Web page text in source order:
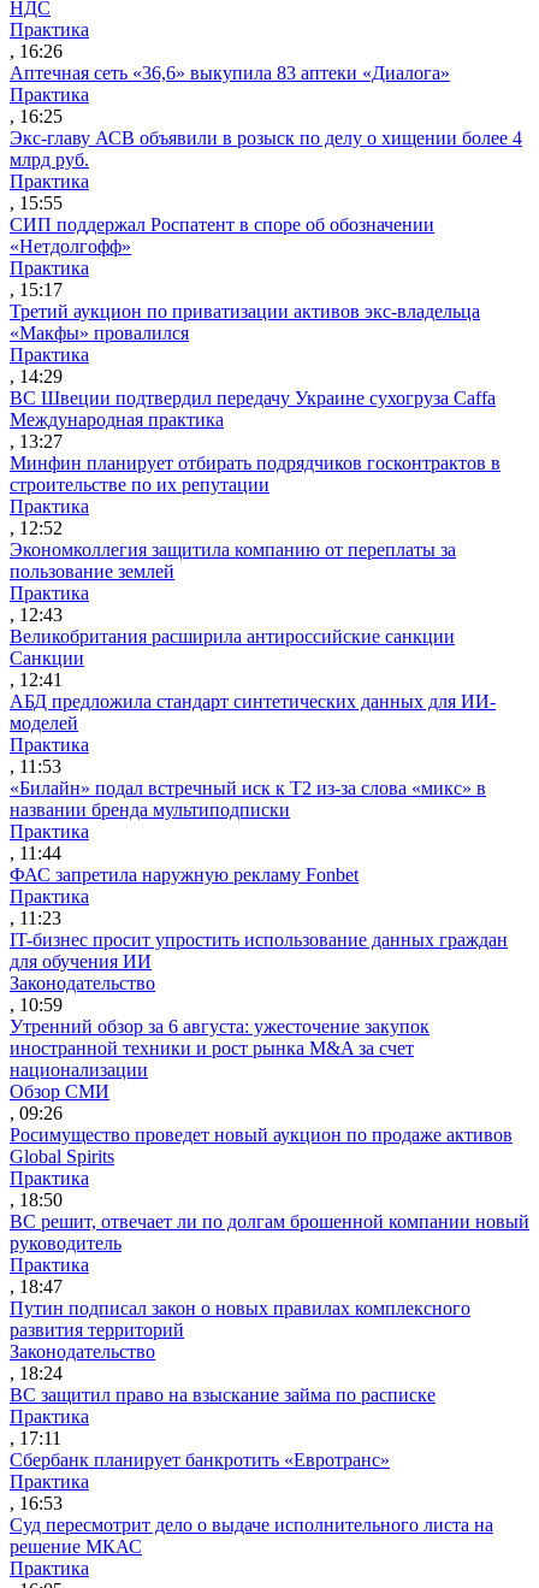
НДС
Практика
, 16:26
Аптечная сеть «36,6» выкупила 83 аптеки «Диалога»
Практика
, 16:25
Экс-главу АСВ объявили в розыск по делу о хищении более 4
млрд руб.
Практика
, 15:55
СИП поддержал Роспатент в споре об обозначении
«Нетдолгофф»
Практика
, 15:17
Третий аукцион по приватизации активов экс-владельца
«Макфы» провалился
Практика
, 14:29
ВС Швеции подтвердил передачу Украине сухогруза Caffa
Международная практика
, 13:27
Минфин планирует отбирать подрядчиков госконтрактов в
строительстве по их репутации
Практика
, 12:52
Экономколлегия защитила компанию от переплаты за
пользование землей
Практика
, 12:43
Великобритания расширила антироссийские санкции
Санкции
, 12:41
АБД предложила стандарт синтетических данных для ИИ-
моделей
Практика
, 11:53
«Билайн» подал встречный иск к Т2 из-за слова «микс» в
названии бренда мультиподписки
Практика
, 11:44
ФАС запретила наружную рекламу Fonbet
Практика
, 11:23
IT-бизнес просит упростить использование данных граждан
для обучения ИИ
Законодательство
, 10:59
Утренний обзор за 6 августа: ужесточение закупок
иностранной техники и рост рынка M&A за счет
национализации
Обзор СМИ
, 09:26
Росимущество проведет новый аукцион по продаже активов
Global Spirits
Практика
, 18:50
ВС решит, отвечает ли по долгам брошенной компании новый
руководитель
Практика
, 18:47
Путин подписал закон о новых правилах комплексного
развития территорий
Законодательство
, 18:24
ВС защитил право на взыскание займа по расписке
Практика
, 17:11
Сбербанк планирует банкротить «Евротранс»
Практика
, 16:53
Суд пересмотрит дело о выдаче исполнительного листа на
решение МКАС
Практика